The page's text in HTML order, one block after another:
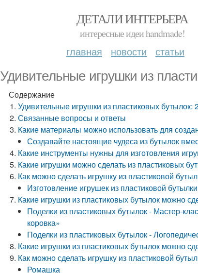
ДЕТАЛИ ИНТЕРЬЕРА
интересные идеи handmade!
главная новости статьи
Удивительные игрушки из
Содержание
Удивительные игрушки из пластиковых бутылок:
Связанные вопросы и ответы
Какие материалы можно использовать для
Создавайте настоящие чудеса из бутылок
Какие инструменты нужны для изготовления
Какие игрушки можно сделать из пластиковых
Как можно сделать игрушку из пластиковой
Изготовление игрушек из пластиковой бутылки
Какие игрушки из пластиковых бутылок можно
Поделки из пластиковых бутылок - Мастер-
коровка»
Поделки из пластиковых бутылок -
Какие игрушки из пластиковых бутылок можно
Как можно сделать игрушку из пластиковой
Ромашка